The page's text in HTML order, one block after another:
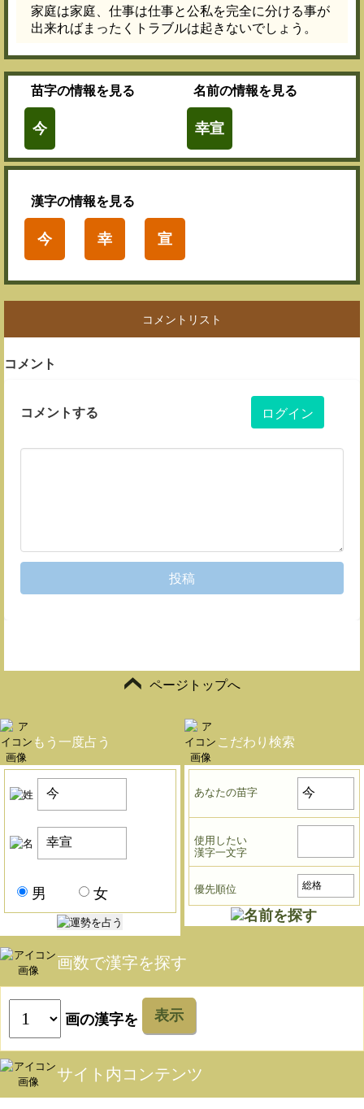
家庭は家庭、仕事は仕事と公私を完全に分ける事が
出来ればまったくトラブルは起きないでしょう。
苗字の情報を見る
今
名前の情報を見る
幸宣
漢字の情報を見る
今 幸 宣
コメントリスト
コメント
コメントする ログイン
投稿
ページトップへ
もう一度占う
男 女
こだわり検索
あなたの苗字
使用したい
漢字一文字
優先順位
画数で漢字を探す
画の漢字を 表示
サイト内コンテンツ